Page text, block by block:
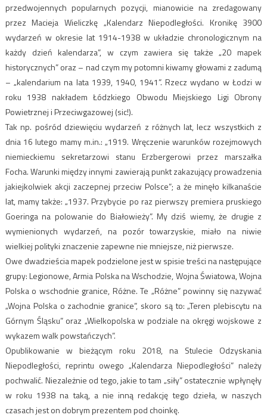
przedwojennych popularnych pozycji, mianowicie na zredagowany
przez Macieja Wieliczkę „Kalendarz Niepodległości. Kronikę 3900
wydarzeń w okresie lat 1914-1938 w układzie chronologicznym na
każdy dzień kalendarza”, w czym zawiera się także „20 mapek
historycznych” oraz – nad czym my potomni kiwamy głowami z zadumą
– „kalendarium na lata 1939, 1940, 1941”. Rzecz wydano w Łodzi w
roku 1938 nakładem Łódzkiego Obwodu Miejskiego Ligi Obrony
Powietrznej i Przeciwgazowej (sic!).
Tak np. pośród dziewięciu wydarzeń z różnych lat, lecz wszystkich z
dnia 16 lutego mamy m.in.: „1919. Wręczenie warunków rozejmowych
niemieckiemu sekretarzowi stanu Erzbergerowi przez marszałka
Focha. Warunki między innymi zawierają punkt zakazujący prowadzenia
jakiejkolwiek akcji zaczepnej przeciw Polsce”; a że minęło kilkanaście
lat, mamy także: „1937. Przybycie po raz pierwszy premiera pruskiego
Goeringa na polowanie do Białowieży”. My dziś wiemy, że drugie z
wymienionych wydarzeń, na pozór towarzyskie, miało na niwie
wielkiej polityki znaczenie zapewne nie mniejsze, niż pierwsze.
Owe dwadzieścia mapek podzielone jest w spisie treści na następujące
grupy: Legionowe, Armia Polska na Wschodzie, Wojna Światowa, Wojna
Polska o wschodnie granice, Różne. Te „Różne” powinny się nazywać
„Wojna Polska o zachodnie granice”, skoro są to: „Teren plebiscytu na
Górnym Śląsku” oraz „Wielkopolska w podziale na okręgi wojskowe z
wykazem walk powstańczych”.
Opublikowanie w bieżącym roku 2018, na Stulecie Odzyskania
Niepodległości, reprintu owego „Kalendarza Niepodległości” należy
pochwalić. Niezależnie od tego, jakie to tam „siły” ostatecznie wpłynęły
w roku 1938 na taką, a nie inną redakcję tego dzieła, w naszych
czasach jest on dobrym prezentem pod choinkę.